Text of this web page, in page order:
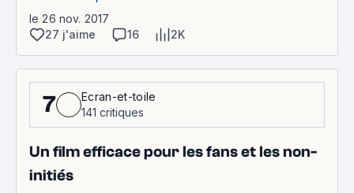
le 26 nov. 2017
27 j'aime
16 2K
7
Ecran-et-toile
141 critiques
Un film efficace pour les fans et les non-
initiés